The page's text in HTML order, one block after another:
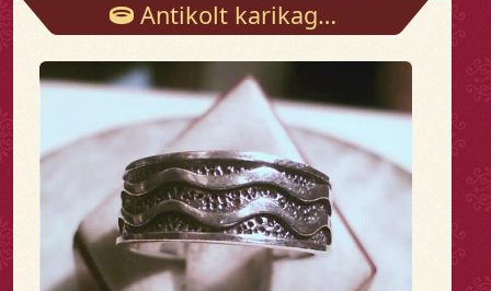
Antikolt karikagyűrű - Gyűrűk - Arany és ezüst ékszerek